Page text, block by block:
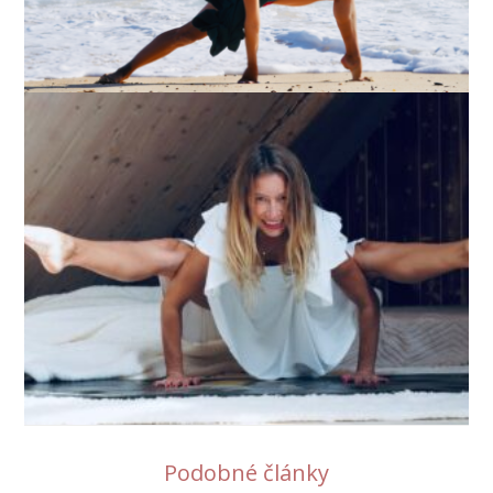
Podobné články